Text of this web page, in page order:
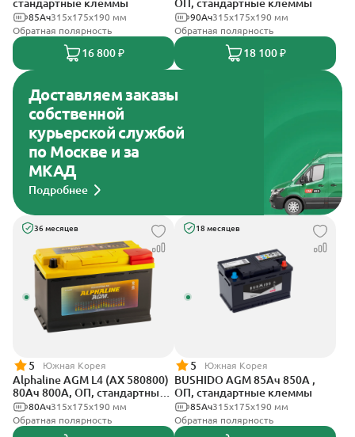
стандартные клеммы
315x175x190 мм
85Ач
Обратная полярность
16 800 ₽
ОП, стандартные клеммы
315x175x190 мм
90Ач
Обратная полярность
18 100 ₽
Доставляем заказы
собственной
курьерской службой
по Москве и за
МКАД
Подробнее
36 месяцев
5 Южная Корея
Alphaline AGM L4 (AX 580800)
80Ач 800А, ОП, стандартные
клеммы315х175х190 мм
80Ач
Обратная полярность
18 месяцев
5 Южная Корея
BUSHIDO AGM 85Ач 850А ,
ОП, стандартные клеммы
315x175x190 мм
85Ач
Обратная полярность